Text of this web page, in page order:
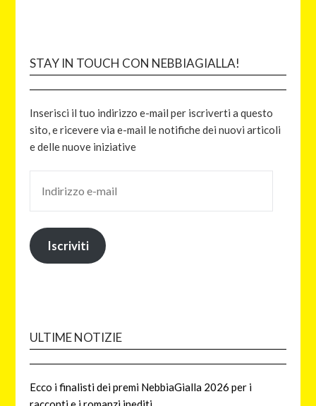
STAY IN TOUCH CON NEBBIAGIALLA!
Inserisci il tuo indirizzo e-mail per iscriverti a questo
sito, e ricevere via e-mail le notifiche dei nuovi articoli
e delle nuove iniziative
Iscriviti
ULTIME NOTIZIE
Ecco i finalisti dei premi NebbiaGialla 2026 per i